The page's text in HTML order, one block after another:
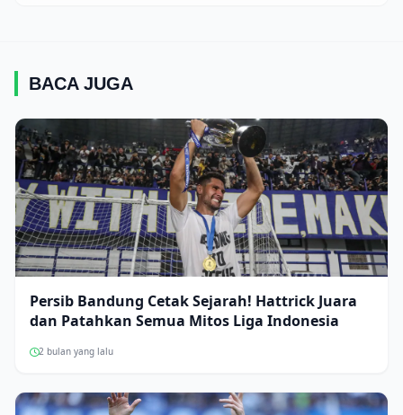
BACA JUGA
Persib Bandung Cetak Sejarah! Hattrick Juara
dan Patahkan Semua Mitos Liga Indonesia
2 bulan yang lalu